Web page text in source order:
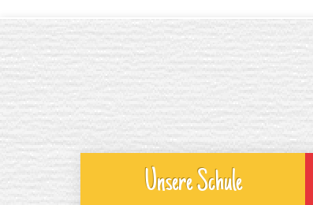
Unsere Schule